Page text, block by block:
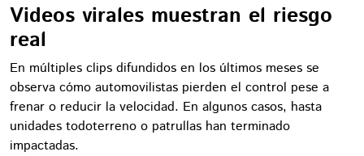
Videos virales muestran el riesgo
real
En múltiples clips difundidos en los últimos meses se
observa cómo automovilistas pierden el control pese a
frenar o reducir la velocidad. En algunos casos, hasta
unidades todoterreno o patrullas han terminado
impactadas.